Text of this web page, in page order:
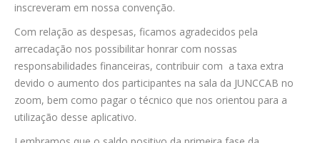
inscreveram em nossa convenção.
Com relação as despesas, ficamos agradecidos pela
arrecadação nos possibilitar honrar com nossas
responsabilidades financeiras, contribuir com a taxa extra
devido o aumento dos participantes na sala da JUNCCAB no
zoom, bem como pagar o técnico que nos orientou para a
utilização desse aplicativo.